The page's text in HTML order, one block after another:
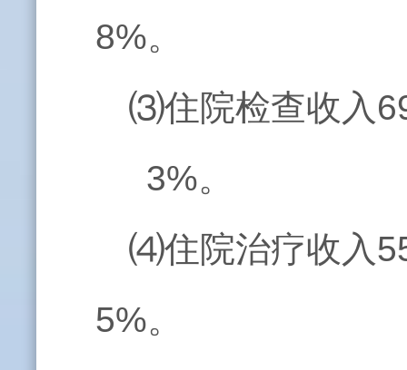
8%。
⑶住院检查收入
3%。
⑷住院治疗收入
5%。